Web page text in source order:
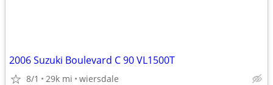
2006 Suzuki Boulevard C 90 VL1500T
8/1 29k mi wiersdale